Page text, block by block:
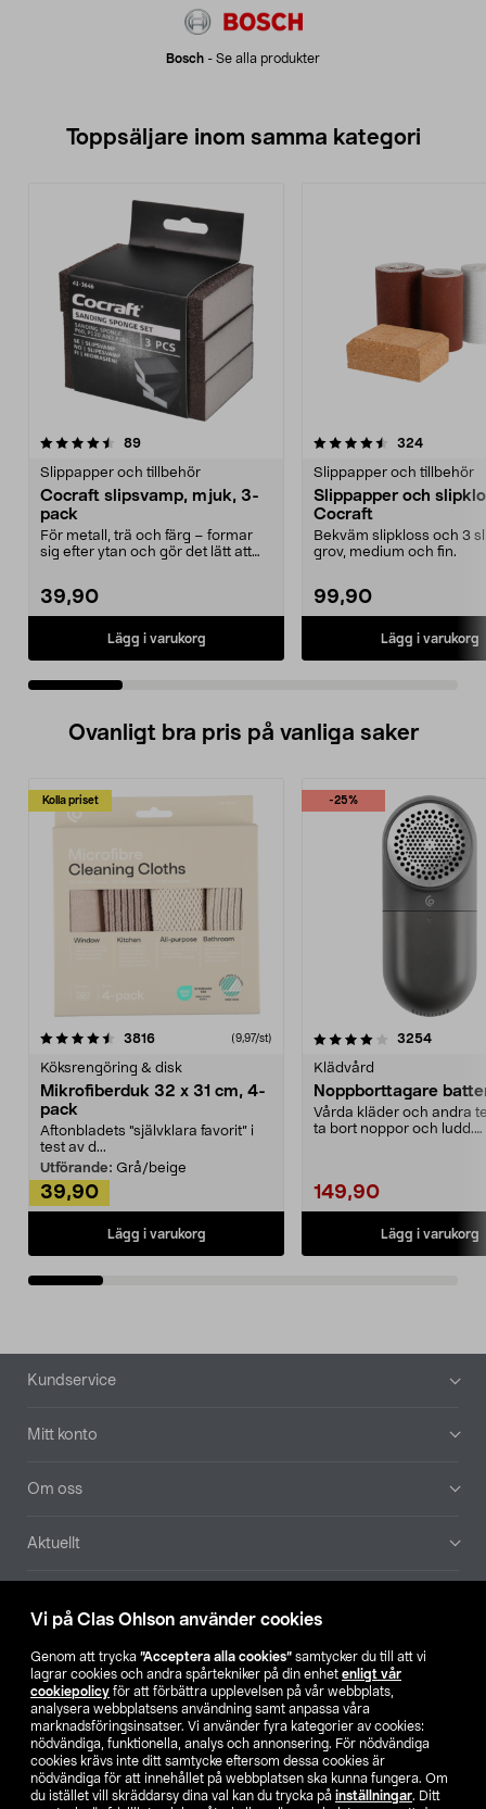
Vi på Clas Ohlson använder cookies
Genom att trycka ”Acceptera alla cookies” samtycker du till att vi
lagrar cookies och andra spårtekniker på din enhet enligt vår
cookiepolicy för att förbättra upplevelsen på vår webbplats,
analysera webbplatsens användning samt anpassa våra
marknadsföringsinsatser. Vi använder fyra kategorier av cookies:
nödvändiga, funktionella, analys och annonsering. För nödvändiga
cookies krävs inte ditt samtycke eftersom dessa cookies är
nödvändiga för att innehållet på webbplatsen ska kunna fungera. Om
du istället vill skräddarsy dina val kan du trycka på inställningar. Ditt
Bosch - Se alla produkter
Toppsäljare inom samma kategori
89recensioner
Slippapper och tillbehör
Cocraft slipsvamp, mjuk, 3-
pack
För metall, trä och färg – formar
sig efter ytan och gör det lätt att
39,90
Lägg i varukorg
4.5 av 5 stjärnor 324
Slippapper och tillbehör
Slippapper och
Cocraft
Bekväm slipkloss och 3
grov, medium och fin.
99,90
Lägg i varukorg
4.5 av 5 stjärnor
Ovanligt bra pris på vanliga saker
Kolla priset
3816recensioner (9,97/st)
Köksrengöring & disk
Mikrofiberduk 32 x 31 cm, 4-
pack
Aftonbladets "självklara favorit” i
test av d...
Utförande: Grå/beige
39,90
Lägg i varukorg
-25%
4.0av 5 stjärnor 3254
Klädvård
Noppborttagare
Vårda kläder och andra
ta bort noppor och ludd.
149,90
Lägg i varukorg
4.5av 5 stjärnor
Sidfot
Kundservice
Mitt konto
Om oss
Aktuellt
Hitta butik
SE NO FI